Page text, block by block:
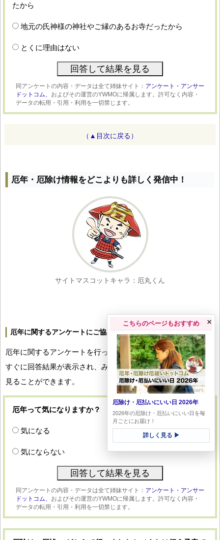
たから
地元の氏神様の神社やご縁のあるお寺だったから
とくに理由はない
同アンケートの内容・データは全て姉妹サイト： アンケート・アンサー
ドットコム、 およびその運営のYWMOに帰属します。許可なく内容・
データの転用・引用・利用を一切禁じます。
（▲目次に戻る）
厄年・厄除け情報をどこよりも詳しく発信中！
サイトマスコットキャラ：厄丸くん
厄年に関するアンケートにご協力ください
厄年に関するアンケートを行っています。回答していただくと
すぐに回答結果が表示され、みなさんの厄年への関心度合いを
見ることができます。
厄年って気になりますか？
気になる
気にならない
同アンケートの内容・データは全て姉妹サイト： アンケート・アンサー
ドットコム、 およびその運営のYWMOに帰属します。許可なく内容・
データの転用・引用・利用を一切禁じます。
こちらのページもおすすめ
厄除け・厄払いにいい日 2026年
2026年の厄除け・厄払いにいい日を毎
月ごとにお届け！
詳しく見る ▶
×